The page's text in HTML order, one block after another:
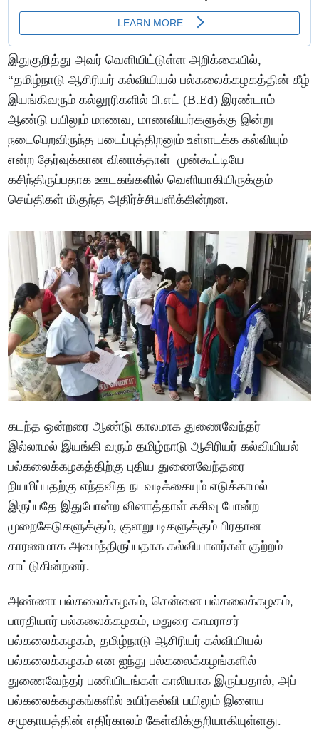
இதுகுறித்து அவர் வெளியிட்டுள்ள அறிக்கையில்,
“தமிழ்நாடு ஆசிரியர் கல்வியியல் பல்கலைக்கழகத்தின் கீழ்
இயங்கிவரும் கல்லூரிகளில் பி.எட் (B.Ed) இரண்டாம்
ஆண்டு பயிலும் மாணவ, மாணவியர்களுக்கு இன்று
நடைபெறவிருந்த படைப்புத்திறனும் உள்ளடக்க கல்வியும்
என்ற தேர்வுக்கான வினாத்தாள் முன்கூட்டியே
கசிந்திருப்பதாக ஊடகங்களில் வெளியாகியிருக்கும்
செய்திகள் மிகுந்த அதிர்ச்சியளிக்கின்றன.
கடந்த ஒன்றரை ஆண்டு காலமாக துணைவேந்தர்
இல்லாமல் இயங்கி வரும் தமிழ்நாடு ஆசிரியர் கல்வியியல்
பல்கலைக்கழகத்திற்கு புதிய துணைவேந்தரை
நியமிப்பதற்கு எந்தவித நடவடிக்கையும் எடுக்காமல்
இருப்பதே இதுபோன்ற வினாத்தாள் கசிவு போன்ற
முறைகேடுகளுக்கும், குளறுபடிகளுக்கும் பிரதான
காரணமாக அமைந்திருப்பதாக கல்வியாளர்கள் குற்றம்
சாட்டுகின்றனர்.
அண்ணா பல்கலைக்கழகம், சென்னை பல்கலைக்கழகம்,
பாரதியார் பல்கலைக்கழகம், மதுரை காமராசர்
பல்கலைக்கழகம், தமிழ்நாடு ஆசிரியர் கல்வியியல்
பல்கலைக்கழகம் என ஐந்து பல்கலைக்கழங்களில்
துணைவேந்தர் பணியிடங்கள் காலியாக இருப்பதால், அப்
பல்கலைக்கழகங்களில் உயிர்கல்வி பயிலும் இளைய
சமுதாயத்தின் எதிர்காலம் கேள்விக்குறியாகியுள்ளது.